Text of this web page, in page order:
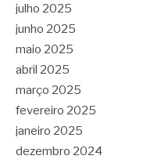
julho 2025
junho 2025
maio 2025
abril 2025
março 2025
fevereiro 2025
janeiro 2025
dezembro 2024